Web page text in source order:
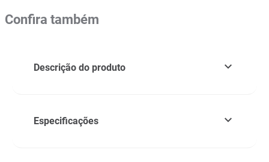
Confira também
Descrição do produto
Especificações